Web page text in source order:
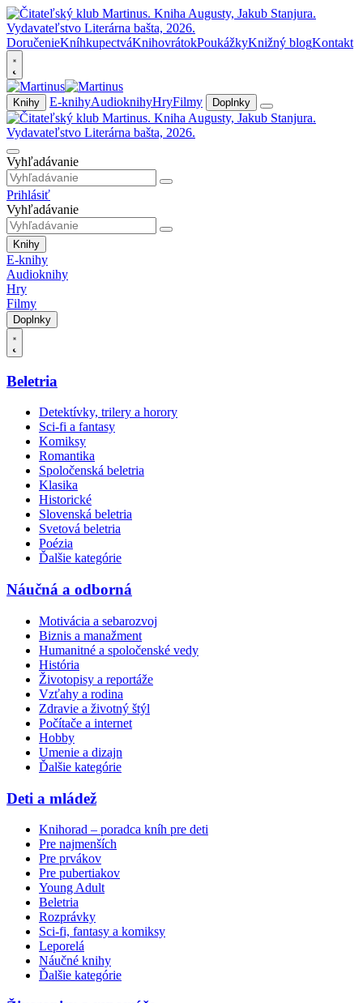
DoručenieKníhkupectváKnihovrátokPoukážkyKnižný blogKontakt
Knihy E-knihyAudioknihyHryFilmy Doplnky
Vyhľadávanie
Prihlásiť
Vyhľadávanie
Knihy
E-knihy
Audioknihy
Hry
Filmy
Doplnky
Beletria
Detektívky, trilery a horory
Sci-fi a fantasy
Komiksy
Romantika
Spoločenská beletria
Klasika
Historické
Slovenská beletria
Svetová beletria
Poézia
Ďalšie kategórie
Náučná a odborná
Motivácia a sebarozvoj
Biznis a manažment
Humanitné a spoločenské vedy
História
Životopisy a reportáže
Vzťahy a rodina
Zdravie a životný štýl
Počítače a internet
Hobby
Umenie a dizajn
Ďalšie kategórie
Deti a mládež
Knihorad – poradca kníh pre deti
Pre najmenších
Pre prvákov
Pre pubertiakov
Young Adult
Beletria
Rozprávky
Sci-fi, fantasy a komiksy
Leporelá
Náučné knihy
Ďalšie kategórie